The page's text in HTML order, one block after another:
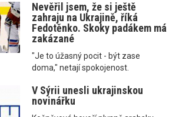
Nevěřil jsem, že si ještě
zahraju na Ukrajině, říká
Fedotěnko. Skoky padákem má
zakázané
"Je to úžasný pocit - být zase
doma," netají spokojenost.
V Sýrii unesli ukrajinskou
novinářku